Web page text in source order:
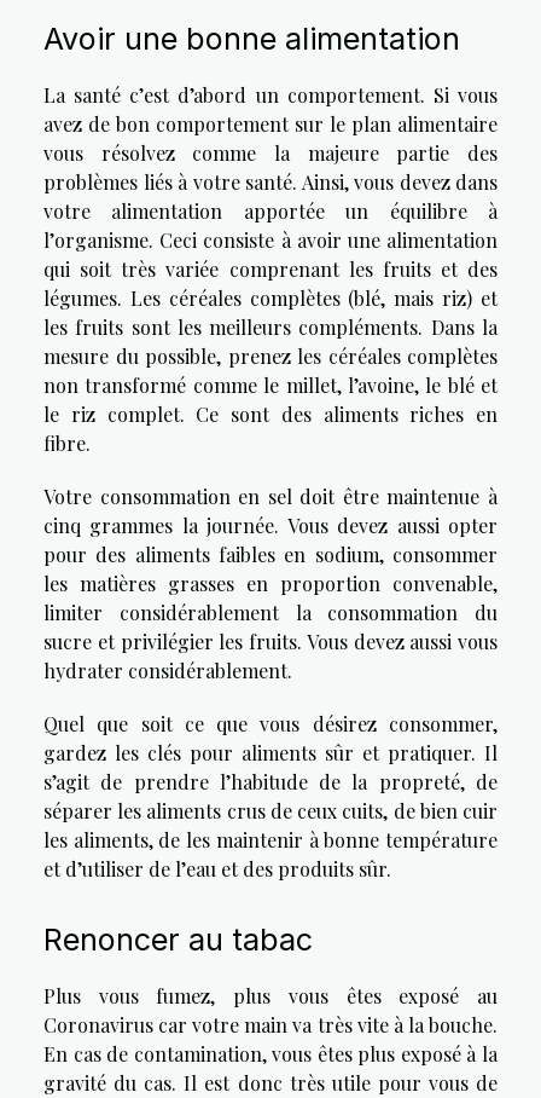
Avoir une bonne alimentation
La santé c’est d’abord un comportement. Si vous
avez de bon comportement sur le plan alimentaire
vous résolvez comme la majeure partie des
problèmes liés à votre santé. Ainsi, vous devez dans
votre alimentation apportée un équilibre à
l’organisme. Ceci consiste à avoir une alimentation
qui soit très variée comprenant les fruits et des
légumes. Les céréales complètes (blé, mais riz) et
les fruits sont les meilleurs compléments. Dans la
mesure du possible, prenez les céréales complètes
non transformé comme le millet, l’avoine, le blé et
le riz complet. Ce sont des aliments riches en
fibre.
Votre consommation en sel doit être maintenue à
cinq grammes la journée. Vous devez aussi opter
pour des aliments faibles en sodium, consommer
les matières grasses en proportion convenable,
limiter considérablement la consommation du
sucre et privilégier les fruits. Vous devez aussi vous
hydrater considérablement.
Quel que soit ce que vous désirez consommer,
gardez les clés pour aliments sûr et pratiquer. Il
s’agit de prendre l’habitude de la propreté, de
séparer les aliments crus de ceux cuits, de bien cuir
les aliments, de les maintenir à bonne température
et d’utiliser de l’eau et des produits sûr.
Renoncer au tabac
Plus vous fumez, plus vous êtes exposé au
Coronavirus car votre main va très vite à la bouche.
En cas de contamination, vous êtes plus exposé à la
gravité du cas. Il est donc très utile pour vous de